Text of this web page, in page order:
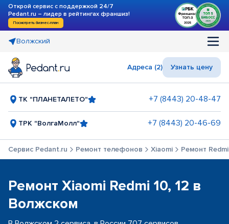
Открой сервис с поддержкой 24/7
Pedant.ru – лидер в рейтингах франшиз!
Посмотреть бизнес-план
Волжский
Адреса (2) Узнать цену
ТК "ПЛАНЕТАЛЕТО" +7 (8443) 20-48-47
ТРК "ВолгаМолл" +7 (8443) 20-46-69
Сервис Pedant.ru Ремонт телефонов Xiaomi Ремонт
Ремонт Xiaomi Redmi 10, 12 в
Волжском